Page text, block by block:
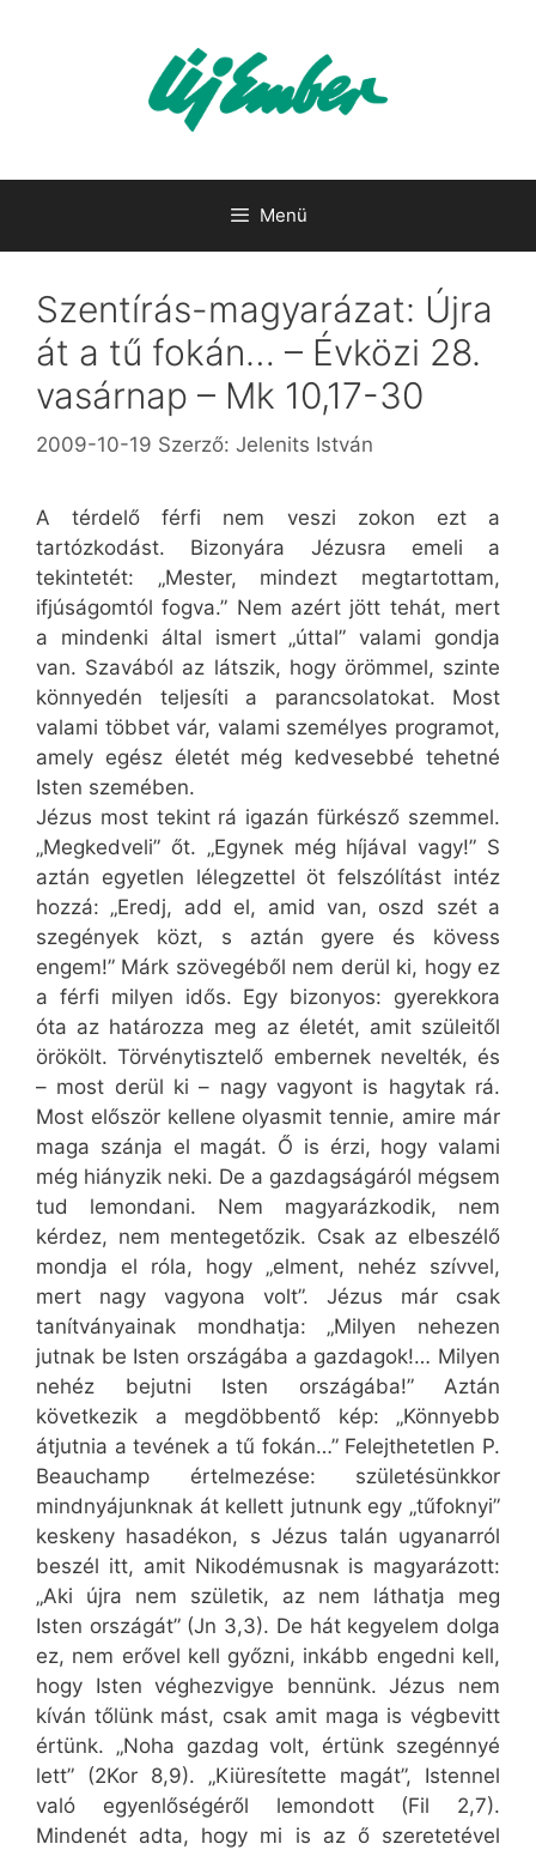
Menü
Szentírás-magyarázat: Újra
át a tű fokán… – Évközi 28.
vasárnap – Mk 10,17-30
2009-10-19 Szerző: Jelenits István
A térdelő férfi nem veszi zokon ezt a
tartózkodást. Bizonyára Jézusra emeli a
tekintetét: „Mester, mindezt megtartottam,
ifjúságomtól fogva.” Nem azért jött tehát, mert
a mindenki által ismert „úttal” valami gondja
van. Szavából az látszik, hogy örömmel, szinte
könnyedén teljesíti a parancsolatokat. Most
valami többet vár, valami személyes programot,
amely egész életét még kedvesebbé tehetné
Isten szemében.
Jézus most tekint rá igazán fürkésző szemmel.
„Megkedveli” őt. „Egynek még híjával vagy!” S
aztán egyetlen lélegzettel öt felszólítást intéz
hozzá: „Eredj, add el, amid van, oszd szét a
szegények közt, s aztán gyere és kövess
engem!” Márk szövegéből nem derül ki, hogy ez
a férfi milyen idős. Egy bizonyos: gyerekkora
óta az határozza meg az életét, amit szüleitől
örökölt. Törvénytisztelő embernek nevelték, és
– most derül ki – nagy vagyont is hagytak rá.
Most először kellene olyasmit tennie, amire már
maga szánja el magát. Ő is érzi, hogy valami
még hiányzik neki. De a gazdagságáról mégsem
tud lemondani. Nem magyarázkodik, nem
kérdez, nem mentegetőzik. Csak az elbeszélő
mondja el róla, hogy „elment, nehéz szívvel,
mert nagy vagyona volt”. Jézus már csak
tanítványainak mondhatja: „Milyen nehezen
jutnak be Isten országába a gazdagok!… Milyen
nehéz bejutni Isten országába!” Aztán
következik a megdöbbentő kép: „Könnyebb
átjutnia a tevének a tű fokán…” Felejthetetlen P.
Beauchamp értelmezése: születésünkkor
mindnyájunknak át kellett jutnunk egy „tűfoknyi”
keskeny hasadékon, s Jézus talán ugyanarról
beszél itt, amit Nikodémusnak is magyarázott:
„Aki újra nem születik, az nem láthatja meg
Isten országát” (Jn 3,3). De hát kegyelem dolga
ez, nem erővel kell győzni, inkább engedni kell,
hogy Isten véghezvigye bennünk. Jézus nem
kíván tőlünk mást, csak amit maga is végbevitt
értünk. „Noha gazdag volt, értünk szegénnyé
lett” (2Kor 8,9). „Kiüresítette magát”, Istennel
való egyenlőségéről lemondott (Fil 2,7).
Mindenét adta, hogy mi is az ő szeretetével